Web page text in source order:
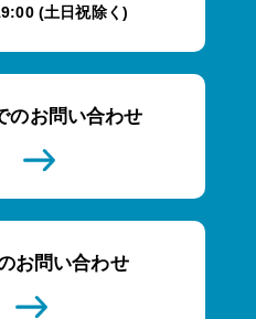
(土日祝除く)
のお問い合わせ
お問い合わせ